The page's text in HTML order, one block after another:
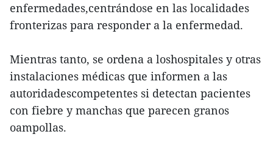
enfermedades,centrándose en las localidades
fronterizas para responder a la enfermedad.
Mientras tanto, se ordena a loshospitales y otras
instalaciones médicas que informen a las
autoridadescompetentes si detectan pacientes
con fiebre y manchas que parecen granos
oampollas.